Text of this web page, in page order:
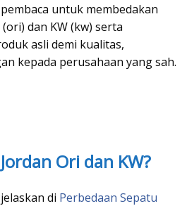
untuk membedakan
dan KW (kw) serta
asli demi kualitas,
kepada perusahaan yang sah.
Ori dan KW?
di Perbedaan Sepatu